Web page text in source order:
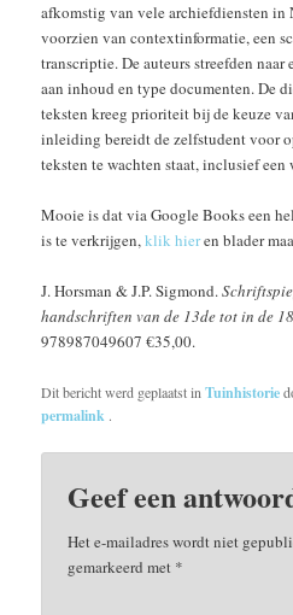
afkomstig van vele archiefdiensten in
voorzien van contextinformatie, een
transcriptie. De auteurs streefden
aan inhoud en type documenten. De
teksten kreeg prioriteit bij de keuze
inleiding bereidt de zelfstudent voor
teksten te wachten staat, inclusief
Mooie is dat via Google Books een
is te verkrijgen,klik hieren blader
J. Horsman & J.P. Sigmond.
handschriften van de 13de tot in de
978987049607 €35,00.
Dit bericht werd geplaatst inTuinhistorie
permalink .
Geef een
Het e-mailadres wordt niet
gemarkeerd met *